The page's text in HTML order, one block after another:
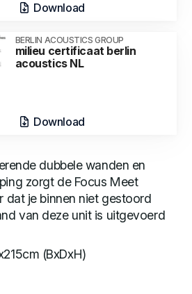
Download
BERLIN ACOUSTICS GROUP
milieu certificaat berlin
acoustics NL
Download
dubbele wanden en
zorgt de Focus Meet
dat je binnen niet gestoord
van deze unit is uitgevoerd
(BxDxH)